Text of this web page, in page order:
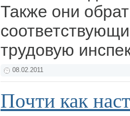
Также они
трудовую
08.02.2011
Почти как